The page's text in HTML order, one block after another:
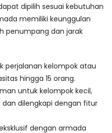
dipilih sesuai kebutuhan
memiliki keunggulan
penumpang dan jarak
perjalanan kelompok atau
hingga 15 orang.
untuk kelompok kecil,
dilengkapi dengan fitur
dengan armada